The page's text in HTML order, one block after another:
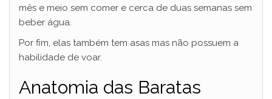
mês e meio sem comer e cerca de duas semanas sem
beber água.
Por fim, elas também tem asas mas não possuem a
habilidade de voar.
Anatomia das Baratas